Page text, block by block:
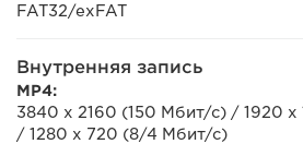
FAT32/exFAT
Внутренняя запись
MP4:
3840 x 2160 (150 Мбит/с) / 1920
/ 1280 x 720 (8/4 Мбит/с)